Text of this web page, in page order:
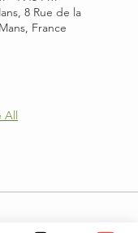
8 Rue de la
France
All